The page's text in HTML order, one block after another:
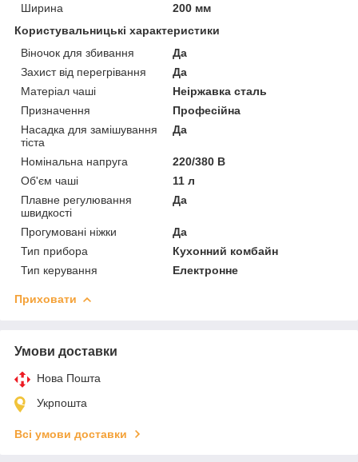
Ширина
200 мм
Користувальницькі характеристики
Віночок для збивання
Да
Захист від перегрівання
Да
Матеріал чаші
Неіржавка сталь
Призначення
Професійна
Насадка для замішування
тіста
Да
Номінальна напруга
220/380 В
Об'єм чаші
11 л
Плавне регулювання
швидкості
Да
Прогумовані ніжки
Да
Тип прибора
Кухонний комбайн
Тип керування
Електронне
Приховати
Умови доставки
Нова Пошта
Укрпошта
Всі умови доставки